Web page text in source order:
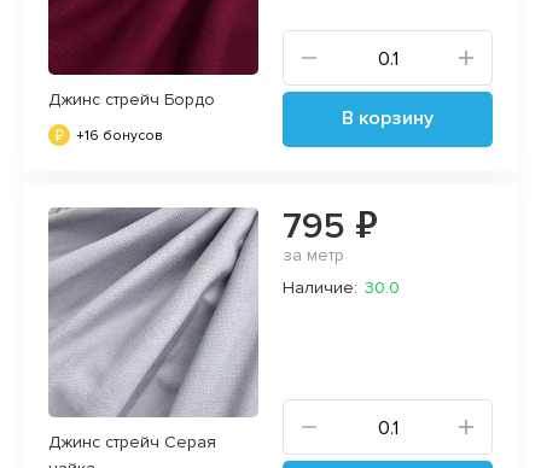
Джинс стрейч Бордо
+16 бонусов
В корзину
Джинс стрейч Серая
795 ₽
за метр
Наличие: 30.0